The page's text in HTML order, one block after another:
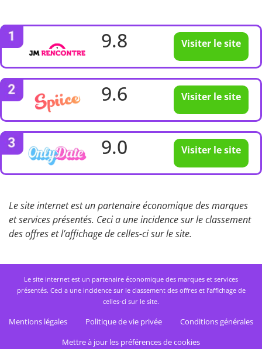
9.8 Visiter le site
9.6 Visiter le site
9.0 Visiter le site
Le site internet est un partenaire économique des marques
et services présentés. Ceci a une incidence sur le classement
des offres et l’affichage de celles-ci sur le site.
Le site internet est un partenaire économique des marques et services
présentés. Ceci a une incidence sur le classement des offres et l’affichage de
celles-ci sur le site.
Mentions légales Politique de vie privée
Conditions générales
Mettre à jour les préférences de cookies